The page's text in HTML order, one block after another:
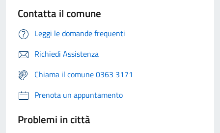
Contatta il comune
Leggi le domande frequenti
Richiedi Assistenza
Chiama il comune 0363 3171
Prenota un appuntamento
Problemi in città